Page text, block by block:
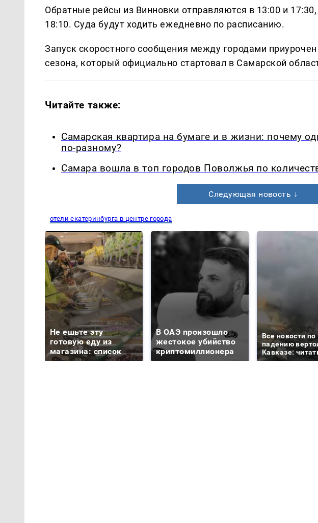
Обратные рейсы из Винновки отправляются в 13:00 и
18:10. Суда будут ходить ежедневно по расписанию.
Запуск скоростного сообщения между городами
сезона, который официально стартовал в Самарской
Читайте также:
Самарская квартира на бумаге и в жизни: почему
по-разному?
Самара вошла в топ городов Поволжья по
Следующая новость ↓
отели екатеринбурга в центре города
Не ешьте эту
готовую еду из
магазина: список
В ОАЭ произошло
жестокое убийство
криптомиллионера
Все новости по
падению
Кавказе: